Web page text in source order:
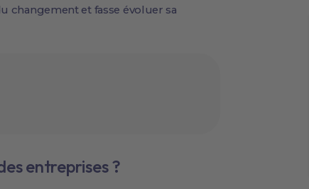
changement et fasse évoluer sa
entreprises ?